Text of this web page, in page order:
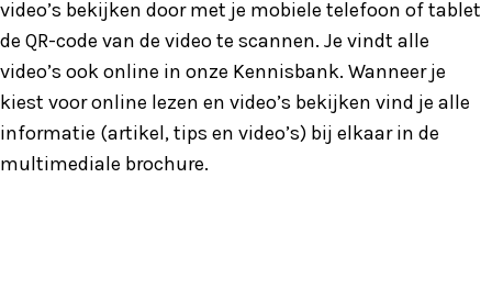
video’s bekijken door met je mobiele telefoon of tablet
de QR-code van de video te scannen. Je vindt alle
video’s ook online in onze Kennisbank. Wanneer je
kiest voor online lezen en video’s bekijken vind je alle
informatie (artikel, tips en video’s) bij elkaar in de
multimediale brochure.